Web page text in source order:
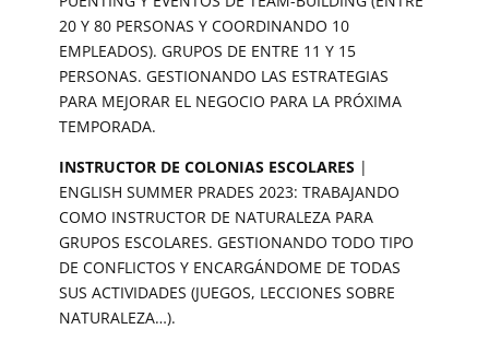
20 Y 80 PERSONAS Y COORDINANDO 10
EMPLEADOS). GRUPOS DE ENTRE 11 Y 15
PERSONAS. GESTIONANDO LAS ESTRATEGIAS
PARA MEJORAR EL NEGOCIO PARA LA PRÓXIMA
TEMPORADA.
INSTRUCTOR DE COLONIAS ESCOLARES|
ENGLISH SUMMER PRADES 2023: TRABAJANDO
COMO INSTRUCTOR DE NATURALEZA PARA
GRUPOS ESCOLARES. GESTIONANDO TODO TIPO
DE CONFLICTOS Y ENCARGÁNDOME DE TODAS
SUS ACTIVIDADES (JUEGOS, LECCIONES SOBRE
NATURALEZA…).